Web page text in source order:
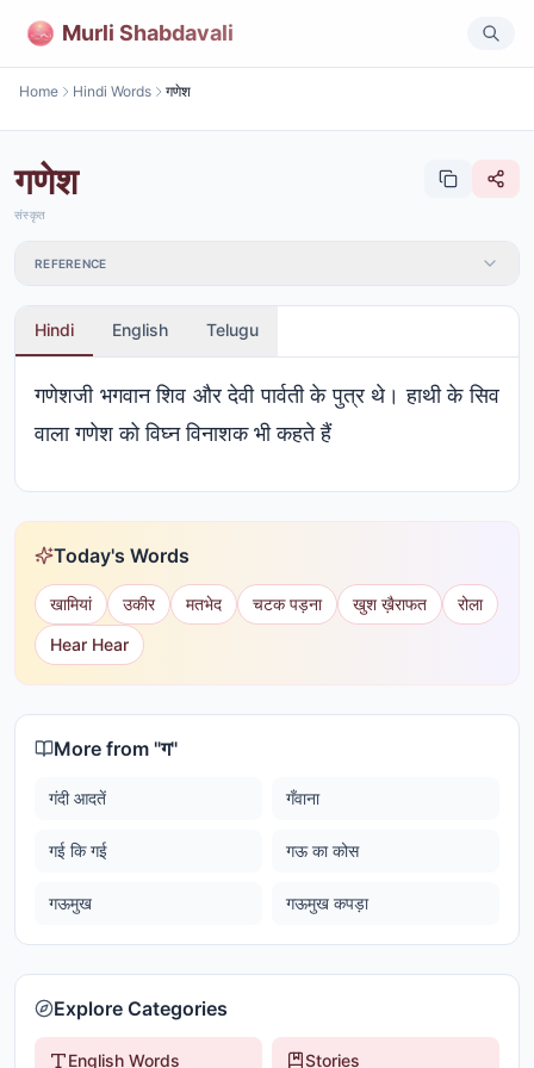
Murli Shabdavali
Home Hindi Words गणेश
गणेश
संस्कृत
REFERENCE
Hindi English Telugu
गणेशजी भगवान शिव और देवी पार्वती के पुत्र थे। हाथी के सिव
वाला गणेश को विघ्न विनाशक भी कहते हैं
Today's Words
खामियां उकीर मतभेद चटक पड़ना खुश ख़ैराफत
रोला
Hear Hear
More from "ग"
गंदी आदतें गँवाना
गई कि गई गऊ का कोस
गऊमुख गऊमुख कपड़ा
Explore Categories
English Words Stories